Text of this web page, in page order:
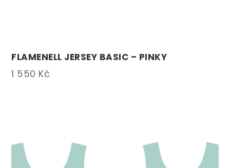
FLAMENELL JERSEY BASIC – PINKY
1 550 Kč